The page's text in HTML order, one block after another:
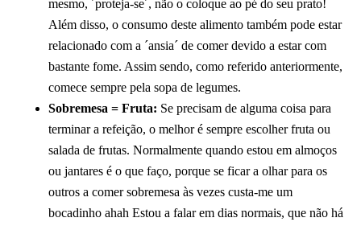
mesmo, ´proteja-se´, não o coloque ao pé do seu prato!
Além disso, o consumo deste alimento também pode estar
relacionado com a ´ansia´ de comer devido a estar com
bastante fome. Assim sendo, como referido anteriormente,
comece sempre pela sopa de legumes.
Sobremesa = Fruta: Se precisam de alguma coisa para
terminar a refeição, o melhor é sempre escolher fruta ou
salada de frutas. Normalmente quando estou em almoços
ou jantares é o que faço, porque se ficar a olhar para os
outros a comer sobremesa às vezes custa-me um
bocadinho ahah Estou a falar em dias normais, que não há